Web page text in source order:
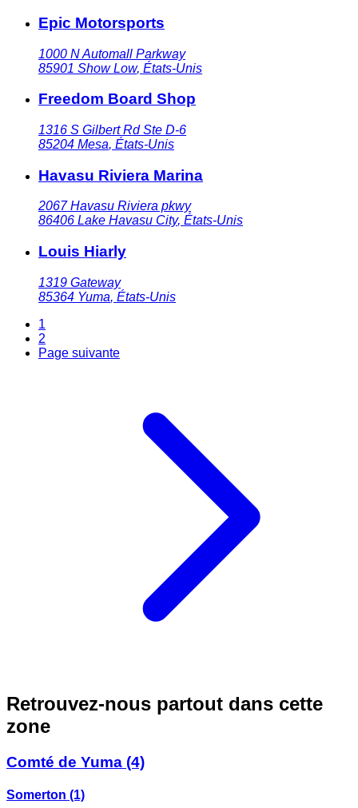
Epic Motorsports
1000 N Automall Parkway
85901 Show Low, États-Unis
Freedom Board Shop
1316 S Gilbert Rd Ste D-6
85204 Mesa, États-Unis
Havasu Riviera Marina
2067 Havasu Riviera pkwy
86406 Lake Havasu City, États-Unis
Louis Hiarly
1319 Gateway
85364 Yuma, États-Unis
1
2
Page suivante
Retrouvez-nous partout dans cette
zone
Comté de Yuma (4)
Somerton (1)